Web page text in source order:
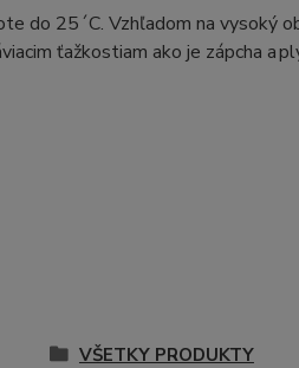
do 25´C. Vzhľadom na vysoký
ťažkostiam ako je zápcha a
VŠETKY PRODUKTY